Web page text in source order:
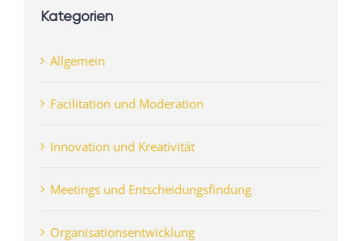
Kategorien
Allgemein
Facilitation und Moderation
Innovation und Kreativität
Meetings und Entscheidungsfindung
Organisationsentwicklung